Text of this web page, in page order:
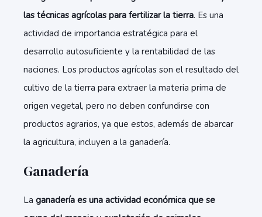
las técnicas agrícolas para fertilizar la tierra. Es una
actividad de importancia estratégica para el
desarrollo autosuficiente y la rentabilidad de las
naciones. Los productos agrícolas son el resultado del
cultivo de la tierra para extraer la materia prima de
origen vegetal, pero no deben confundirse con
productos agrarios, ya que estos, además de abarcar
la agricultura, incluyen a la ganadería.
Ganadería
La ganadería es una actividad económica que se